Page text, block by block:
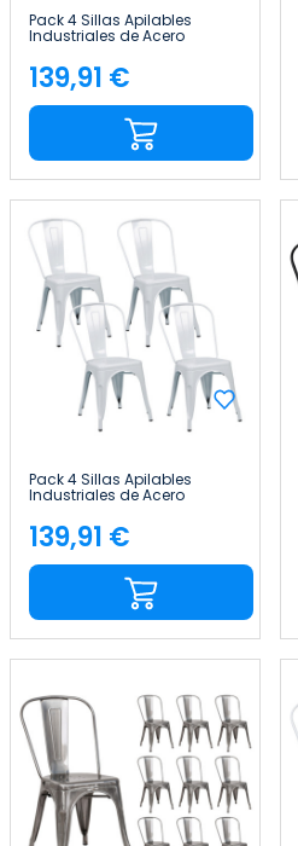
Pack 4 Sillas Apilables
Industriales de Acero
Precio
139,91 €
Pack 4 Sillas Apilables
Industriales de Acero
Precio
139,91 €